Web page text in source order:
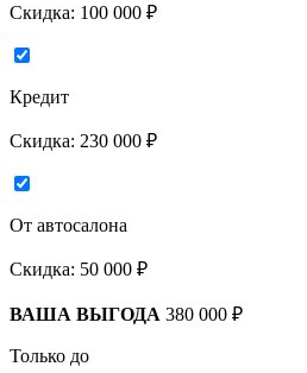
Скидка: 100 000 ₽
Кредит
Скидка: 230 000 ₽
От автосалона
Скидка: 50 000 ₽
ВАША ВЫГОДА 380 000 ₽
Только до